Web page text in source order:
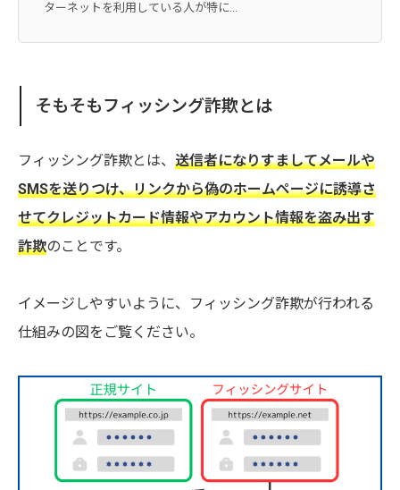
ターネットを利用している人が特に...
そもそもフィッシング詐欺とは
フィッシング詐欺とは、 送信者になりすましてメールや
SMSを送りつけ、リンクから偽のホームページに誘導さ
せてクレジットカード情報やアカウント情報を盗み出す
詐欺のことです。
イメージしやすいように、フィッシング詐欺が行われる
仕組みの図をご覧ください。